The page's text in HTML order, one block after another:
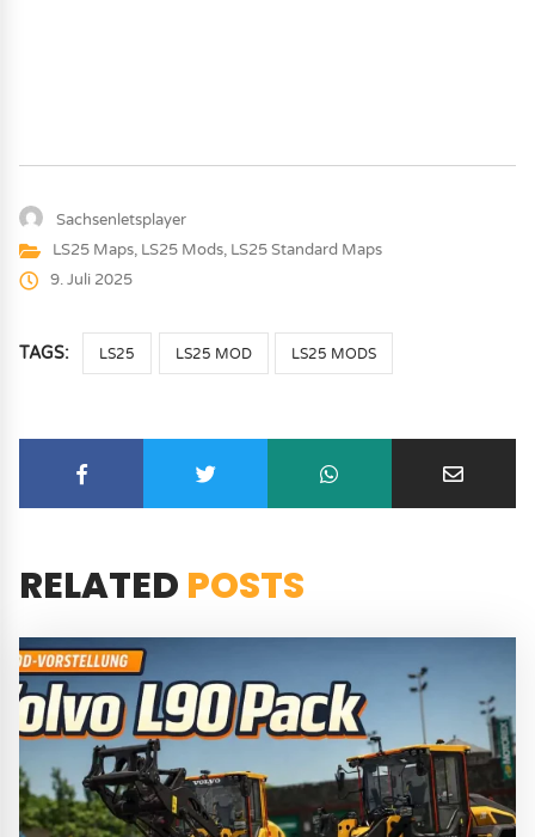
Sachsenletsplayer
LS25 Maps, LS25 Mods, LS25 Standard Maps
9. Juli 2025
TAGS: LS25 LS25 MOD LS25 MODS
RELATED POSTS